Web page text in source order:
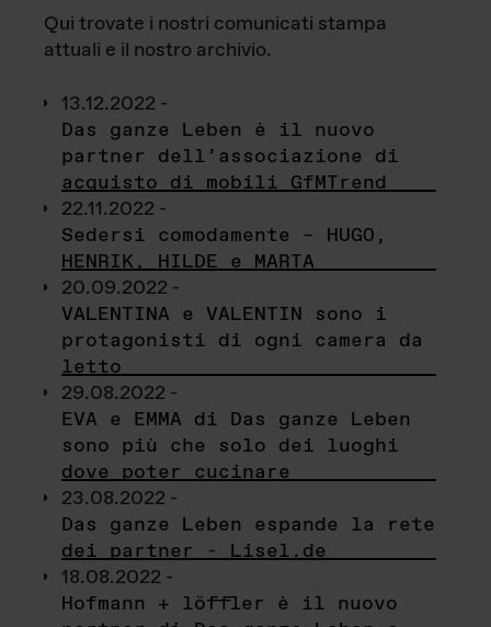
Qui trovate i nostri comunicati stampa
attuali e il nostro archivio.
13.12.2022 -
Das ganze Leben è il nuovo
partner dell’associazione di
acquisto di mobili GfMTrend
22.11.2022 -
Sedersi comodamente – HUGO,
HENRIK, HILDE e MARTA
20.09.2022 -
VALENTINA e VALENTIN sono i
protagonisti di ogni camera da
letto
29.08.2022 -
EVA e EMMA di Das ganze Leben
sono più che solo dei luoghi
dove poter cucinare
23.08.2022 -
Das ganze Leben espande la rete
dei partner - Lisel.de
18.08.2022 -
Hofmann + löffler è il nuovo